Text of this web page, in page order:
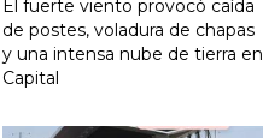
El fuerte viento provocó caída
de postes, voladura de chapas
y una intensa nube de tierra en
Capital